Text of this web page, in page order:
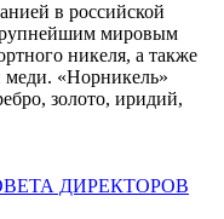
в российской
мировым
никеля, а также
«Норникель»
золото, иридий,
ДИРЕКТОРОВ